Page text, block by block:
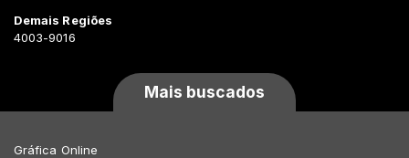
Demais Regiões
4003-9016
Mais buscados
Gráfica Online